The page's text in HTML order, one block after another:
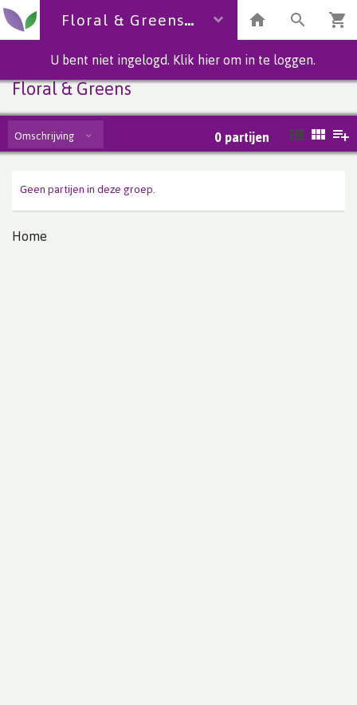
Floral & Greens
U bent niet ingelogd. Klik hier om in te loggen.
Floral & Greens
Omschrijving 0 partijen
Geen partijen in deze groep.
Home